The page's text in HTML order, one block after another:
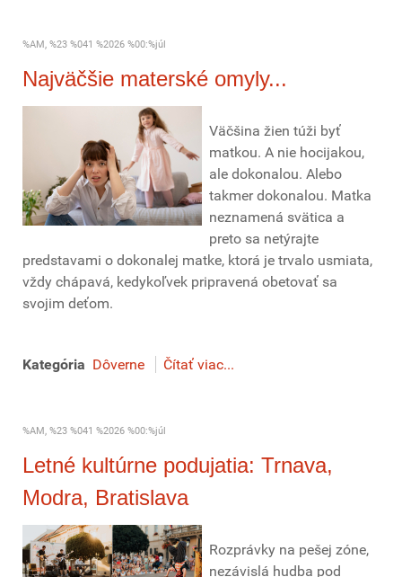
%AM, %23 %041 %2026 %00:%júl
Najväčšie materské omyly...
Väčšina žien túži byť
matkou. A nie hocijakou,
ale dokonalou. Alebo
takmer dokonalou. Matka
neznamená svätica a
preto sa netýrajte
predstavami o dokonalej matke, ktorá je trvalo usmiata,
vždy chápavá, kedykoľvek pripravená obetovať sa
svojim deťom.
Kategória Dôverne Čítať viac...
%AM, %23 %041 %2026 %00:%júl
Letné kultúrne podujatia: Trnava,
Modra, Bratislava
Rozprávky na pešej zóne,
nezávislá hudba pod